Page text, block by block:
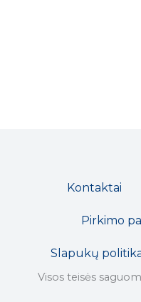
Kontaktai
Pirkimo
Slapukų
Visos teisės